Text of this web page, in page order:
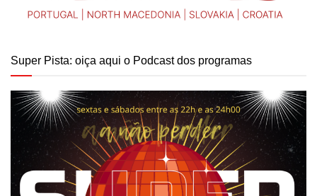
Super Pista: oiça aqui o Podcast dos programas